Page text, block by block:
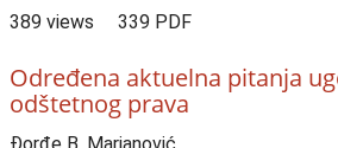
389 views 339 PDF
Određena aktuelna pitanja
odštetnog prava